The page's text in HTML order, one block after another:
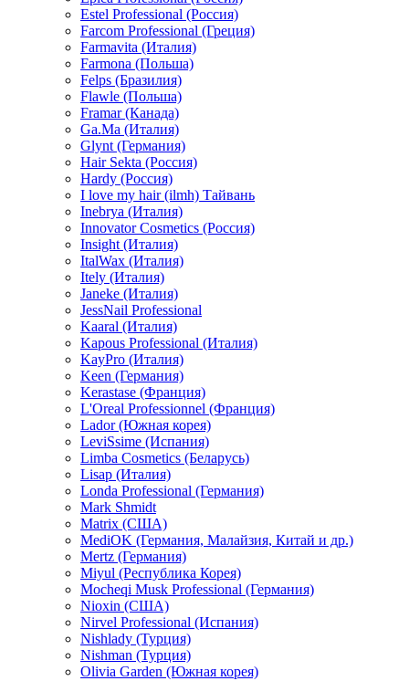
Estel Professional (Россия)
Farcom Professional (Греция)
Farmavita (Италия)
Farmona (Польша)
Felps (Бразилия)
Flawle (Польша)
Framar (Канада)
Ga.Ma (Италия)
Glynt (Германия)
Hair Sekta (Россия)
Hardy (Россия)
I love my hair (ilmh) Тайвань
Inebrya (Италия)
Innovator Cosmetics (Россия)
Insight (Италия)
ItalWax (Италия)
Itely (Италия)
Janeke (Италия)
JessNail Professional
Kaaral (Италия)
Kapous Professional (Италия)
KayPro (Италия)
Keen (Германия)
Kerastase (Франция)
L'Oreal Professionnel (Франция)
Lador (Южная корея)
LeviSsime (Испания)
Limba Cosmetics (Беларусь)
Lisap (Италия)
Londa Professional (Германия)
Mark Shmidt
Matrix (США)
MediOK (Германия, Малайзия, Китай и др.)
Mertz (Германия)
Miyul (Республика Корея)
Mocheqi Musk Professional (Германия)
Nioxin (США)
Nirvel Professional (Испания)
Nishlady (Турция)
Nishman (Турция)
Olivia Garden (Южная корея)